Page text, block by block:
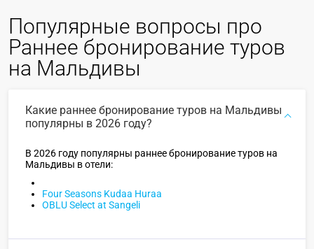
Популярные вопросы про
Раннее бронирование туров
на Мальдивы
Какие раннее бронирование туров на Мальдивы
популярны в 2026 году?
В 2026 году популярны раннее бронирование туров на
Мальдивы в отели:
Four Seasons Kudaa Huraa
OBLU Select at Sangeli